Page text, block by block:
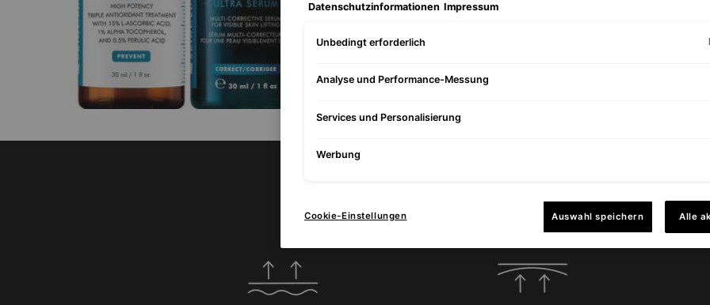
Collagen Boosting Trio - Bild vergrößern
Datenschutzinformationen Impressum
Unbedingt erforderlich
Analyse und Performance-Messung
Services und Personalisierung
Werbung
Cookie-Einstellungen Auswahl speichern Alle